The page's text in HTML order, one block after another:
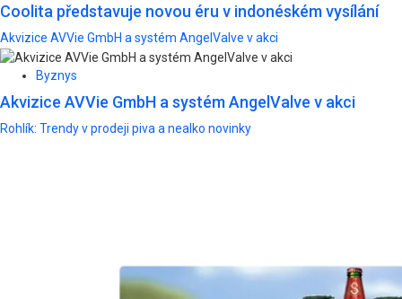
Coolita představuje novou éru v indonéském vysílání
Akvizice AVVie GmbH a systém AngelValve v akci
Byznys
Akvizice AVVie GmbH a systém AngelValve v akci
Rohlík: Trendy v prodeji piva a nealko novinky